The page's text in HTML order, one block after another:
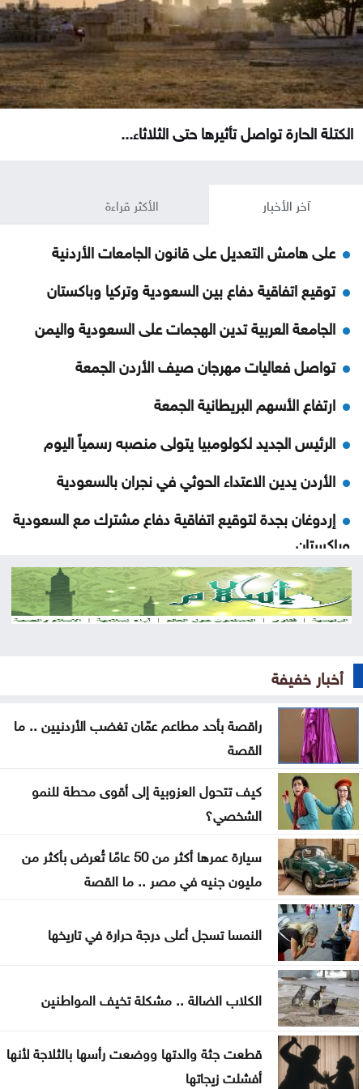
الكتلة الحارة تواصل تأثيرها حتى الثلاثاء...
آخر الأخبار الأكثر قراءة
على هامش التعديل على قانون الجامعات الأردنية
توقيع اتفاقية دفاع بين السعودية وتركيا وباكستان
الجامعة العربية تدين الهجمات على السعودية واليمن
تواصل فعاليات مهرجان صيف الأردن الجمعة
ارتفاع الأسهم البريطانية الجمعة
الرئيس الجديد لكولومبيا يتولى منصبه رسمياً اليوم
الأردن يدين الاعتداء الحوثي في نجران بالسعودية
إردوغان بجدة لتوقيع اتفاقية دفاع مشترك مع السعودية
وباكستان
ارتفاع كبير في الصادرات والواردات الصينية
الاحتلال يلقي قنبلة باتجاه جرافة للجيش اللبناني
خلّف قتلى وجرحى .. هجوم حوثي بالمسيّرات على مأرب
العثور على جثة شخص داخل حفرة في الكورة
الاحتلال يقصف بلدة ميس الجبل جنوبي لبنان
فينيسيوس جونيور يمدد عقده مع ريال مدريد
ارتفاع عدد إصابات إيبولا إلى أكثر من 4 آلاف بالكونغو
أخبار خفيفة
راقصة بأحد مطاعم عمّان تغضب الأردنيين .. ما
القصة
كيف تتحول العزوبية إلى أقوى محطة للنمو
الشخصي؟
سيارة عمرها أكثر من 50 عامًا تُعرض بأكثر من
مليون جنيه في مصر .. ما القصة
النمسا تسجل أعلى درجة حرارة في تاريخها
الكلاب الضالة .. مشكلة تخيف المواطنين
قطعت جثة والدتها ووضعت رأسها بالثلاجة لأنها
أفشلت زيجاتها